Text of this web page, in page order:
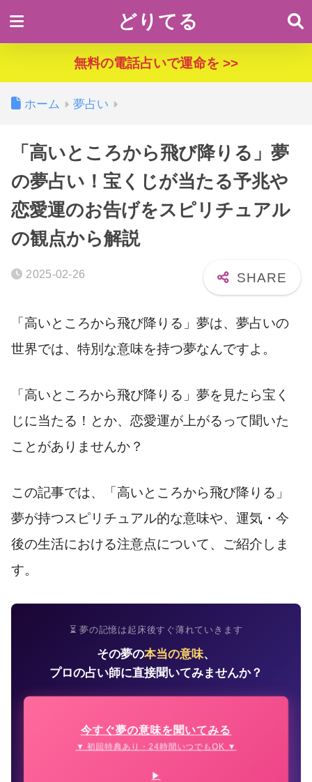
どりてる
無料の電話占いで運命を >>
ホーム 夢占い
「高いところから飛び降りる」夢
の夢占い！宝くじが当たる予兆や
恋愛運のお告げをスピリチュアル
の観点から解説
2025-02-26
「高いところから飛び降りる」夢は、夢占いの
世界では、特別な意味を持つ夢なんですよ。
「高いところから飛び降りる」夢を見たら宝く
じに当たる！とか、恋愛運が上がるって聞いた
ことがありませんか？
この記事では、「高いところから飛び降りる」
夢が持つスピリチュアル的な意味や、運気・今
後の生活における注意点について、ご紹介しま
す。
⏳ 夢の記憶は起床後すぐ薄れていきます
その夢の本当の意味、
プロの占い師に直接聞いてみませんか？
今すぐ夢の意味を聞いてみる
▼ 初回特典あり・24時間いつでもOK ▼